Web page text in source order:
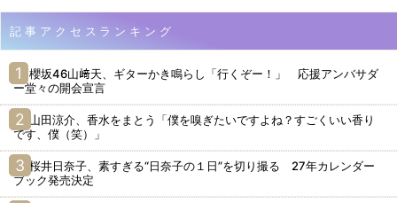
記事アクセスランキング
櫻坂46山﨑天、ギターかき鳴らし「行くぞー！」 応援アンバサダ
ー堂々の開会宣言
山田涼介、香水をまとう「僕を嗅ぎたいですよね？すごくいい香り
です、僕（笑）」
桜井日奈子、素すぎる“日奈子の１日”を切り撮る 27年カレンダー
ブック発売決定